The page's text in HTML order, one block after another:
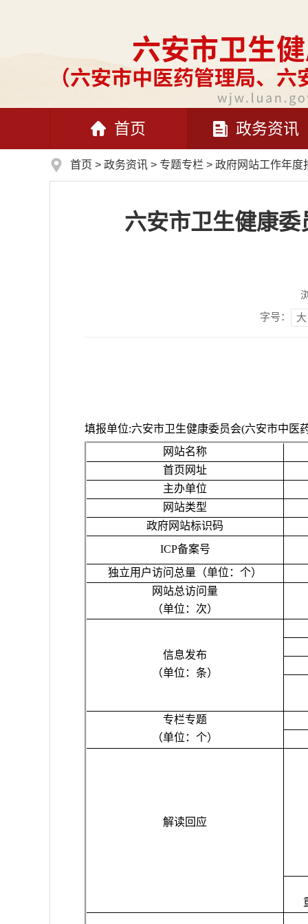
首页 政务资讯
首页 > 政务资讯 > 专题专栏 > 政府网站工作年度
六安市卫生健康
字号：
大
填报单位:六安市卫生健康委员会(六安市中医
网站名称
首页网址
主办单位
网站类型
政府网站标识码
ICP备案号
独立用户访问总量（单位：个）
网站总访问量
（单位：次）
信息发布
（单位：条）
专栏专题
（单位：个）
解读回应